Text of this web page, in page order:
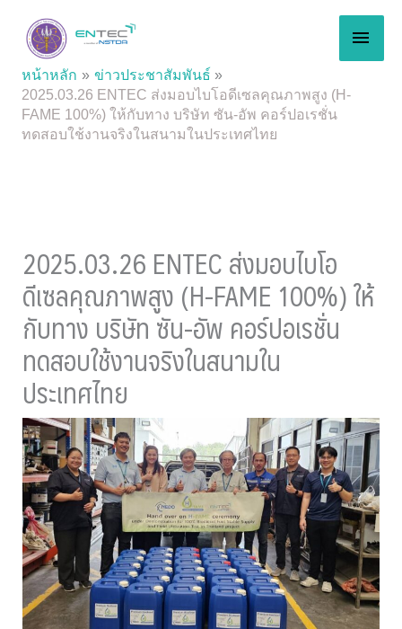
content
หน้าหลัก
ข่าวประชาสัมพันธ์
2025.03.26 ENTEC ส่งมอบไบโอดีเซลคุณภาพสูง (H-
FAME 100%) ให้กับทาง บริษัท ซัน-อัพ คอร์ปอเรชั่น
ทดสอบใช้งานจริงในสนามในประเทศไทย
2025.03.26 ENTEC ส่งมอบไบโอ
ดีเซลคุณภาพสูง (H-FAME 100%) ให้
กับทาง บริษัท ซัน-อัพ คอร์ปอเรชั่น
ทดสอบใช้งานจริงในสนามใน
ประเทศไทย